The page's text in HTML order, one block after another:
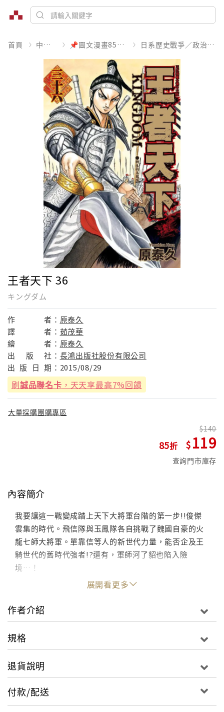
首頁 中文書 📌圖文漫畫85折起 日系歷史戰爭／政治宗教
王者天下 36
キングダム
作 者： 原泰久
譯
者： 茹茂華
繪
者： 原泰久
出
版 社： 長鴻出版社股份有限公司
出 版 日 期： 2015/08/29
刷誠品聯名卡 ，天天享最高7%回饋
大量採購團購專區
85
140
119
查詢門市庫存
內容簡介
我要讓這一戰變成踏上天下大將軍台階的第一步!!俊傑
雲集的時代。飛信隊與玉鳳隊各自挑戰了魏國自豪的火
龍七師大將軍。單靠信等人的新世代力量，能否企及王
騎世代的舊時代強者!?還有，軍師河了貂也陷入險
境…！
展開看更多
作者介紹
規格
退貨說明
付款/配送